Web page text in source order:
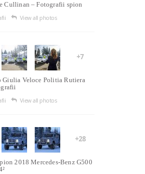
Cullinan – Fotografii spion
View all photos
+7
Giulia Veloce Politia Rutiera
View all photos
+28
2018 Mercedes-Benz G500